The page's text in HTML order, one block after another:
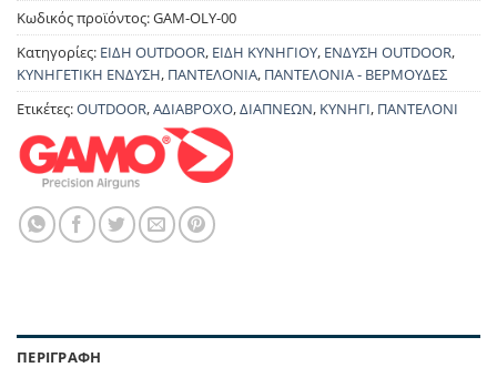
Κωδικός προϊόντος:GAM-OLY-00
Κατηγορίες: ΕΙΔΗ OUTDOOR, ΕΙΔΗ ΚΥΝΗΓΙΟΥ, ΕΝΔΥΣΗ OUTDOOR,
ΚΥΝΗΓΕΤΙΚΗ ΕΝΔΥΣΗ, ΠΑΝΤΕΛΟΝΙΑ, ΠΑΝΤΕΛΟΝΙΑ - ΒΕΡΜΟΥΔΕΣ
Ετικέτες:OUTDOOR,ΑΔΙΑΒΡΟΧΟ,ΔΙΑΠΝΕΩΝ, ΚΥΝΗΓΙ, ΠΑΝΤΕΛΟΝΙ
ΠΕΡΙΓΡΑΦΉ